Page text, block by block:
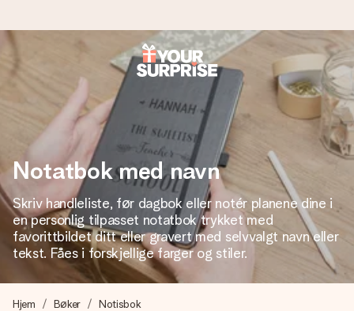
Bestill i dag, sendes innen 1 virkedag
Vi lager dine gaver med omtanke og sender den avgårde så
raskt som mulig - slik at du kan gi gaven i tide, når den betyr
aller mest.
4,5 (basert på +15 000 anmeldelser)
Gavene våre inspirerer. Kundene gir oss 4,5 på Google
Reviews.
Notatbok med navn
Skriv handleliste, før dagbok eller notér planene dine i
en personlig tilpasset notatbok trykket med
favorittbildet ditt eller gravert med selvvalgt navn eller
tekst. Fåes i forskjellige farger og stiler.
Hjem Bøker Notisbok